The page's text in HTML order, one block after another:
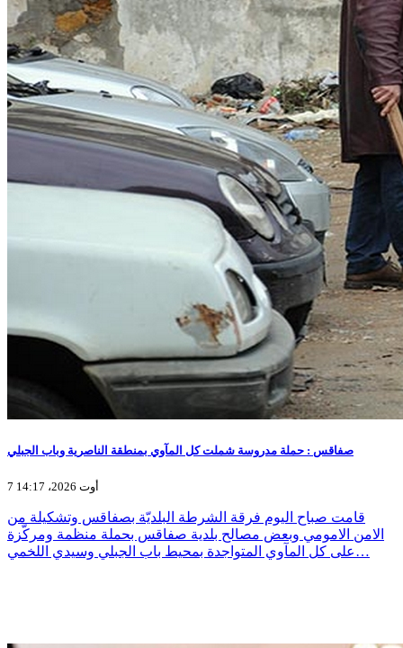
صفاقس : حملة مدروسة شملت كل المآوي بمنطقة الناصرية وباب الجبلي
7 أوت 2026، 14:17
قامت صباح اليوم فرقة الشرطة البلديّة بصفاقس وتشكيلة من
الامن الامومي وبعض مصالح بلدية صفاقس بحملة منظمة ومركّزة
على كل المآوي المتواجدة بمحيط باب الجبلي وسيدي اللخمي…